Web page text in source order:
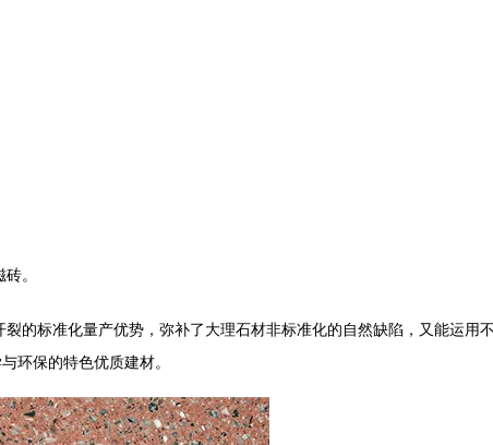
。
标准化量产优势，弥补了大理石材非标准化的自然缺陷，又能运用
环保的特色优质建材。